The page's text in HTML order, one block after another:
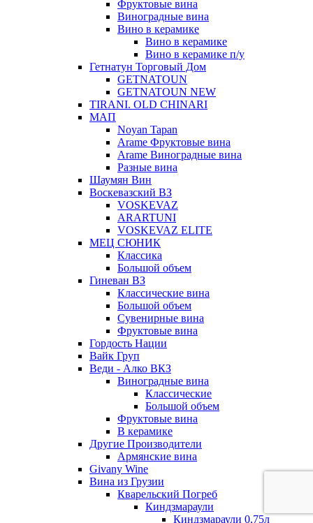
Фруктовые вина
Виноградные вина
Вино в керамике
Вино в керамике
Вино в керамике п/у
Гетнатун Торговый Дом
GETNATOUN
GETNATOUN NEW
TIRANI. OLD CHINARI
МАП
Noyan Tapan
Arame Фруктовые вина
Arame Виноградные вина
Разные вина
Шаумян Вин
Воскевазский ВЗ
VOSKEVAZ
ARARTUNI
VOSKEVAZ ELITE
МЕЦ СЮНИК
Классика
Большой объем
Гиневан ВЗ
Классические вина
Большой объем
Сувенирные вина
Фруктовые вина
Гордость Нации
Вайк Груп
Веди - Алко ВКЗ
Виноградные вина
Классические
Большой объем
Фруктовые вина
В керамике
Другие Производители
Армянские вина
Givany Wine
Вина из Грузии
Кварельский Погреб
Киндзмараули
Киндзмараули 0,75л